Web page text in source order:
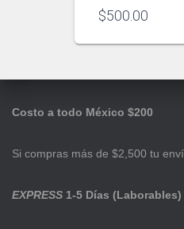
$500.00
Costo a todo México $200
Si compras más de $2,500 tu
EXPRESS 1-5 Días (Laborables)